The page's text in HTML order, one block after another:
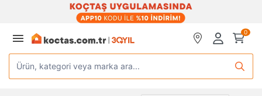
0
Ürün, kategori veya marka ara...